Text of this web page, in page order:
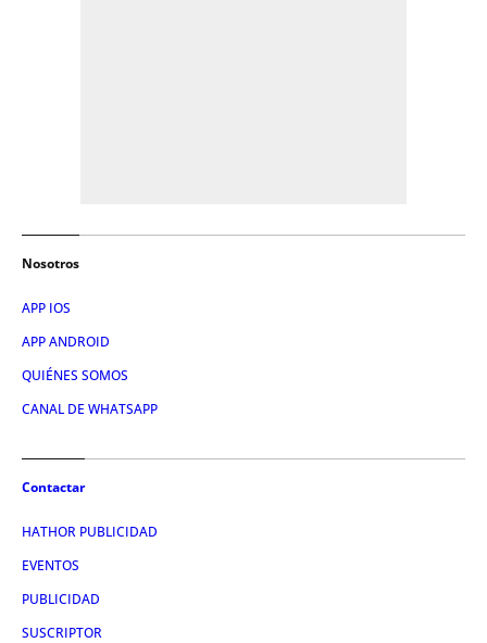
Nosotros
APP IOS
APP ANDROID
QUIÉNES SOMOS
CANAL DE WHATSAPP
Contactar
HATHOR PUBLICIDAD
EVENTOS
PUBLICIDAD
SUSCRIPTOR